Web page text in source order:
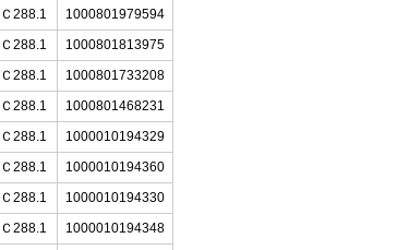
Ｃ288.1
1000801979594
Ｃ288.1
1000801813975
Ｃ288.1
1000801733208
Ｃ288.1
1000801468231
Ｃ288.1
1000010194329
Ｃ288.1
1000010194360
Ｃ288.1
1000010194330
Ｃ288.1
1000010194348